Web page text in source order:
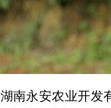
湖南永安农业开发